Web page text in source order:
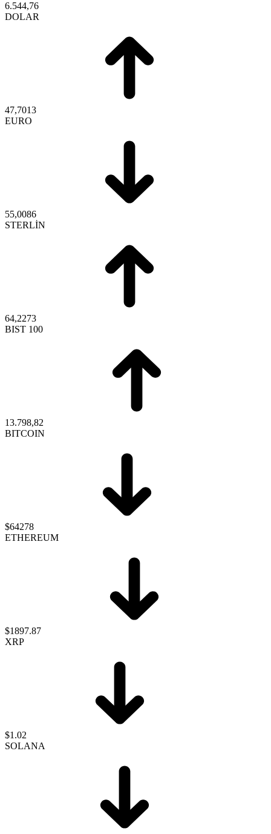
6.544,76
DOLAR
47,7013
EURO
55,0086
STERLİN
64,2273
BIST 100
13.798,82
BITCOIN
$64278
ETHEREUM
$1897.87
XRP
$1.02
SOLANA